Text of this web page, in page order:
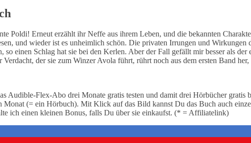
Poldi! Erneut erzählt ihr Neffe aus ihrem Leben, und die bekannten
und wieder ist es unheimlich schön. Die privaten Irrungen und Wirkungen
so einen Schlag hat sie bei den Kerlen. Aber der Fall gefällt mir besser als
der sie zum Winzer Avola führt, rührt noch aus dem ersten Band
Audible-Flex-Abo drei Monate gratis testen und damit drei Hörbücher gratis
Monat (= ein Hörbuch). Mit Klick auf das Bild kannst Du das Buch auch
ich einen kleinen Bonus, falls Du über sie einkaufst. (* = Affiliatelink)